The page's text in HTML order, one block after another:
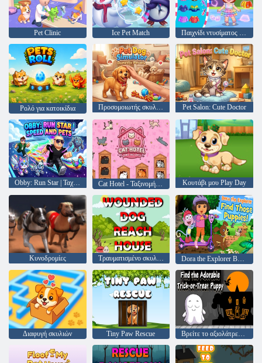
Pet Clinic Ice Pet Match Παιχνίδι ντυσίματος κούκλας
Ρολό για κατοικίδια Προσομοιωτής σκυλιών κατοικίδιων ζώων Pet Salon: Cute Doctor
Obby: Run Star | Ταχύτητα και κατοικίδια Cat Hotel - Ταξινομήστε τις γάτες! Κουτάβι μου Play Day
Κυνοδρομίες Τραυματισμένο σκυλί Reach House Dora the Explorer Βρείτε αυτά τα κουτάβια
Διαφυγή σκυλιών Tiny Paw Rescue Βρείτε το αξιολάτρευτο κουτάβι Trick-or-Treat